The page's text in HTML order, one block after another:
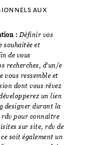
aux
: Définir vos
souhaitée et
de vous
recherches, d’un/e
vous ressemble et
dont vous rêvez
un lien
designer durant la
rdv pour connaître
sur site, rdv de
soit également un